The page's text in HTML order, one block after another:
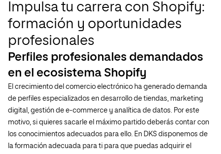
Impulsa tu carrera con Shopify:
formación y oportunidades
profesionales
Perfiles profesionales demandados
en el ecosistema Shopify
El crecimiento del comercio electrónico ha generado demanda
de perfiles especializados en desarrollo de tiendas, marketing
digital, gestión de e-commerce y analítica de datos. Por este
motivo, si quieres sacarle el máximo partido deberás contar con
los conocimientos adecuados para ello. En DKS disponemos de
la formación adecuada para ti para que puedas adquirir el